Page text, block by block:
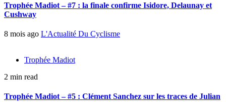
Trophée Madiot – #7 : la finale confirme Isidore, Delaunay et
Cushway
8 mois ago L'Actualité Du Cyclisme
Trophée Madiot
2 min read
Trophée Madiot – #5 : Clément Sanchez sur les traces de Julian